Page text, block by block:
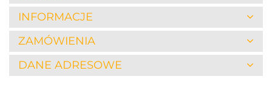
INFORMACJE
ZAMÓWIENIA
DANE ADRESOWE